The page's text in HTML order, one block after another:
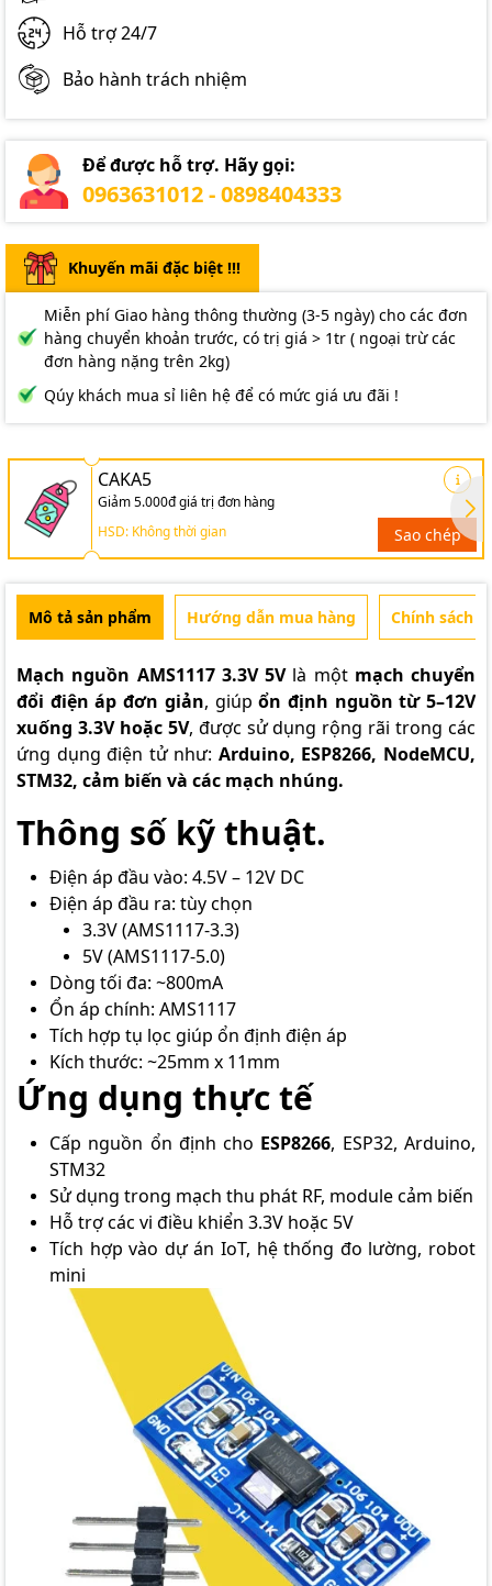
Hỗ trợ 24/7
Bảo hành trách nhiệm
Để được hỗ trợ. Hãy gọi:
0963631012 - 0898404333
Khuyến mãi đặc biệt !!!
Miễn phí Giao hàng thông thường (3-5 ngày) cho các đơn
hàng chuyển khoản trước, có trị giá > 1tr ( ngoại trừ các
đơn hàng nặng trên 2kg)
Qúy khách mua sỉ liên hệ để có mức giá ưu đãi !
CAKA5
Giảm 5.000đ giá trị đơn hàng
HSD: Không thời gian
Sao chép
Mô tả sản phẩm Hướng dẫn mua hàng Chính sách
Mạch nguồn AMS1117 3.3V 5Vlà một mạch chuyển
đổi điện áp đơn giản, giúpổn định nguồn từ 5–12V
xuống 3.3V hoặc 5V, được sử dụng rộng rãi trong các
ứng dụng điện tử như: Arduino, ESP8266, NodeMCU,
STM32, cảm biến và các mạch nhúng.
Thông số kỹ thuật.
Điện áp đầu vào: 4.5V – 12V DC
Điện áp đầu ra: tùy chọn
3.3V (AMS1117-3.3)
5V (AMS1117-5.0)
Dòng tối đa: ~800mA
Ổn áp chính: AMS1117
Tích hợp tụ lọc giúp ổn định điện áp
Kích thước: ~25mm x 11mm
Ứng dụng thực tế
Cấp nguồn ổn định cho ESP8266, ESP32, Arduino,
STM32
Sử dụng trong mạch thu phát RF, module cảm biến
Hỗ trợ các vi điều khiển 3.3V hoặc 5V
Tích hợp vào dự án IoT, hệ thống đo lường, robot
mini